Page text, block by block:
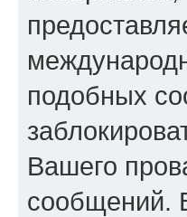
подобных
Вашего
сообщений.